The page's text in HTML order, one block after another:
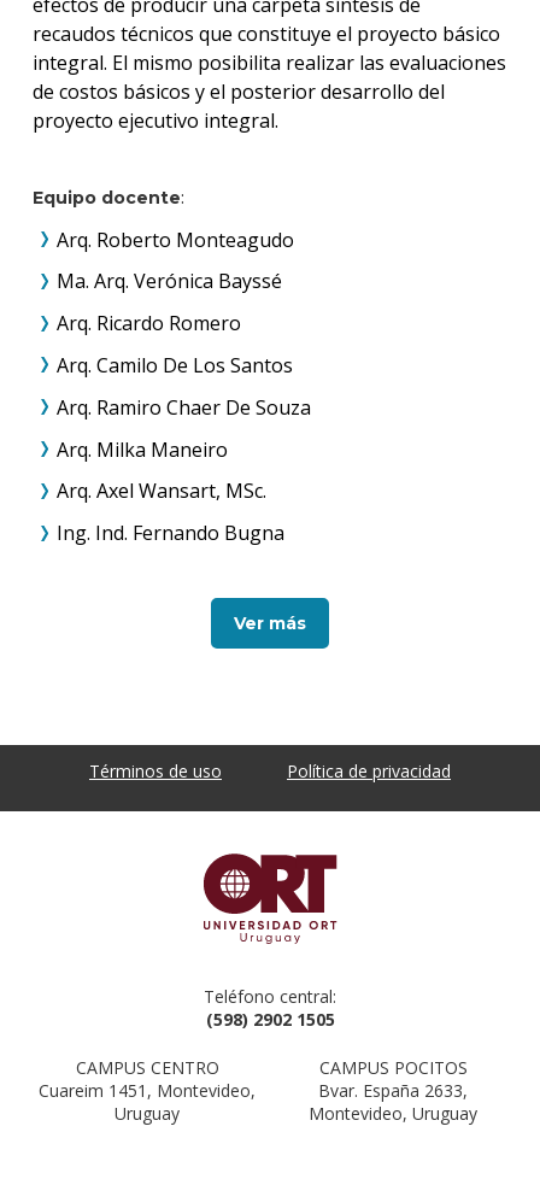
recaudos técnicos que constituye el proyecto básico
integral. El mismo posibilita realizar las evaluaciones
de costos básicos y el posterior desarrollo del
proyecto ejecutivo integral.
Equipo docente:
Arq. Roberto Monteagudo
Ma. Arq. Verónica Bayssé
Arq. Ricardo Romero
Arq. Camilo De Los Santos
Arq. Ramiro Chaer De Souza
Arq. Milka Maneiro
Arq. Axel Wansart, MSc.
Ing. Ind. Fernando Bugna
Ver más
Términos de uso Política de privacidad
Teléfono central:
(598) 2902 1505
CAMPUS CENTRO
Cuareim 1451, Montevideo,
Uruguay
CAMPUS POCITOS
Bvar. España 2633,
Montevideo, Uruguay